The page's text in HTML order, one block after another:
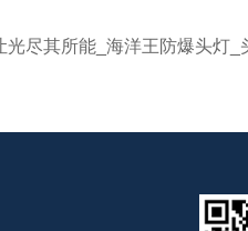
尽其所能_海洋王防爆头灯_头戴